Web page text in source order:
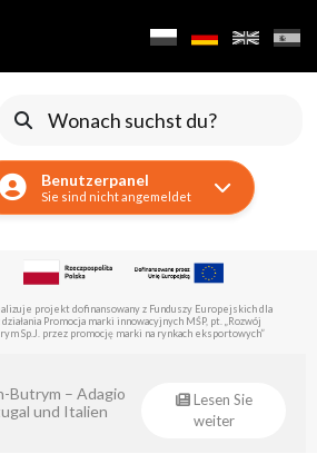
Benutzerpanel
Sie sind nicht angemeldet
Flash-Butrym Spółka Jawna führt im Rahmen der Untermaßnahme
Fonds für regionale Entwicklung kofinanziertes
Eventsklep – offizieller Distributor von
Flash-Butrym!